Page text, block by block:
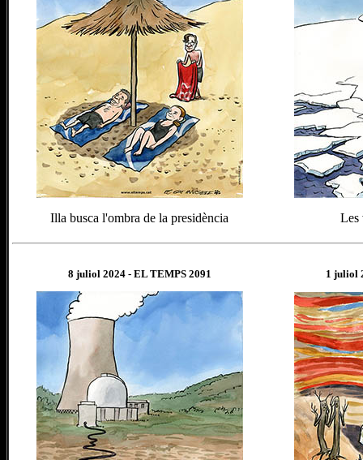
Illa busca l'ombra de la presidència Les
8 juliol 2024- EL TEMPS 2091 1 juliol